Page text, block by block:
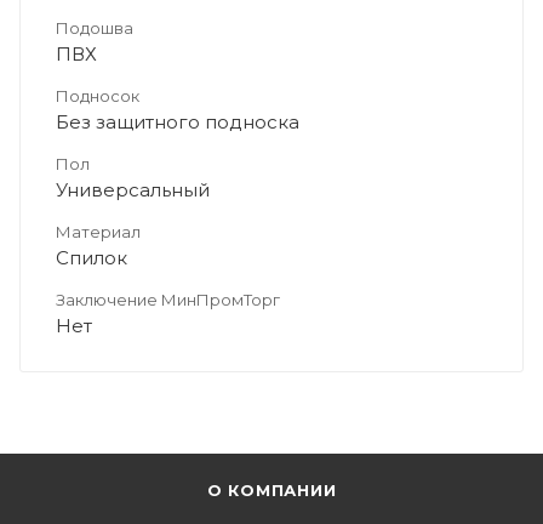
Подошва
ПВХ
Подносок
Без защитного подноска
Пол
Универсальный
Материал
Спилок
Заключение МинПромТорг
Нет
О КОМПАНИИ